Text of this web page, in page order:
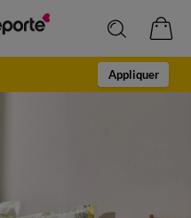
Appliquer